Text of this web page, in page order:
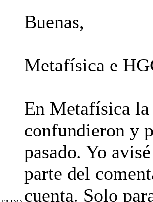
Buenas,
Metafísica e
En Metafísica
confundieron y
pasado. Yo
parte del
cuenta. Solo